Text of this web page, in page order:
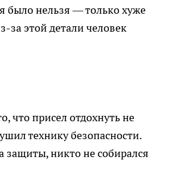
было нельзя — только хуже
за этой детали человек
что присел отдохнуть не
технику безопасности.
защиты, никто не собирался